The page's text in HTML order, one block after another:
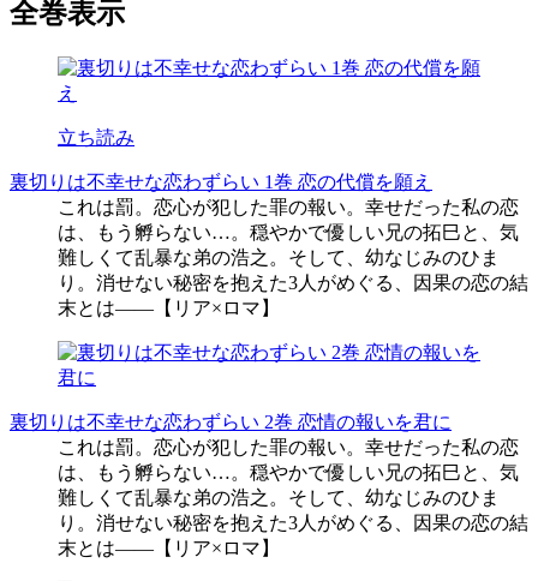
全巻表示
立ち読み
裏切りは不幸せな恋わずらい 1巻 恋の代償を願え
これは罰。恋心が犯した罪の報い。幸せだった私の恋
は、もう孵らない…。穏やかで優しい兄の拓巳と、気
難しくて乱暴な弟の浩之。そして、幼なじみのひま
り。消せない秘密を抱えた3人がめぐる、因果の恋の結
末とは――【リア×ロマ】
裏切りは不幸せな恋わずらい 2巻 恋情の報いを君に
これは罰。恋心が犯した罪の報い。幸せだった私の恋
は、もう孵らない…。穏やかで優しい兄の拓巳と、気
難しくて乱暴な弟の浩之。そして、幼なじみのひま
り。消せない秘密を抱えた3人がめぐる、因果の恋の結
末とは――【リア×ロマ】